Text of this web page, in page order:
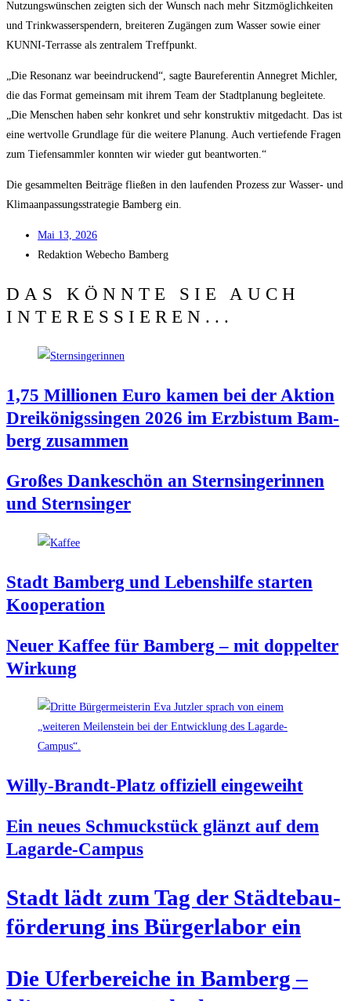
Nut­zungs­wün­schen zeig­ten sich der Wunsch nach mehr Sitz­mög­lich­kei­ten
und Trink­was­ser­spen­dern, brei­te­ren Zugän­gen zum Was­ser sowie einer
KUN­NI-Ter­ras­se als zen­tra­lem Treffpunkt.
„Die Reso­nanz war beein­dru­ckend“, sag­te Bau­re­fe­ren­tin Anne­gret Mich­ler,
die das For­mat gemein­sam mit ihrem Team der Stadt­pla­nung beglei­te­te.
„Die Men­schen haben sehr kon­kret und sehr kon­struk­tiv mit­ge­dacht. Das ist
eine wert­vol­le Grund­la­ge für die wei­te­re Pla­nung. Auch ver­tie­fen­de Fra­gen
zum Tie­fen­samm­ler konn­ten wir wie­der gut beantworten.“
Die gesam­mel­ten Bei­trä­ge flie­ßen in den lau­fen­den Pro­zess zur Was­ser- und
Kli­ma­an­pas­sungs­stra­te­gie Bam­berg ein.
Mai 13, 2026
Redak­ti­on Web­echo Bamberg
DAS KÖNNTE SIE AUCH
INTERESSIEREN...
1,75 Mil­lio­nen Euro kamen bei der Akti­on
Drei­kö­nigs­sin­gen 2026 im Erz­bis­tum Bam­
berg zusammen
Gro­ßes Dan­ke­schön an Stern­sin­ge­rin­nen
und Sternsinger
Stadt Bam­berg und Lebens­hil­fe star­ten
Kooperation
Neu­er Kaf­fee für Bam­berg – mit dop­pel­ter
Wirkung
Wil­ly-Brandt-Platz offi­zi­ell eingeweiht
Ein neu­es Schmuck­stück glänzt auf dem
Lagarde-Campus
Stadt lädt zum Tag der Städ­te­bau­
för­de­rung ins Bür­ger­la­bor ein
Die Ufer­be­rei­che in Bam­berg –